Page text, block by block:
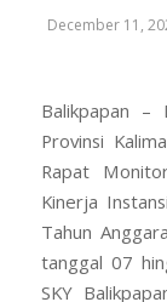
December 11,
Balikpapan –
Provinsi
Rapat
Kinerja
Tahun
tanggal 07
SKY